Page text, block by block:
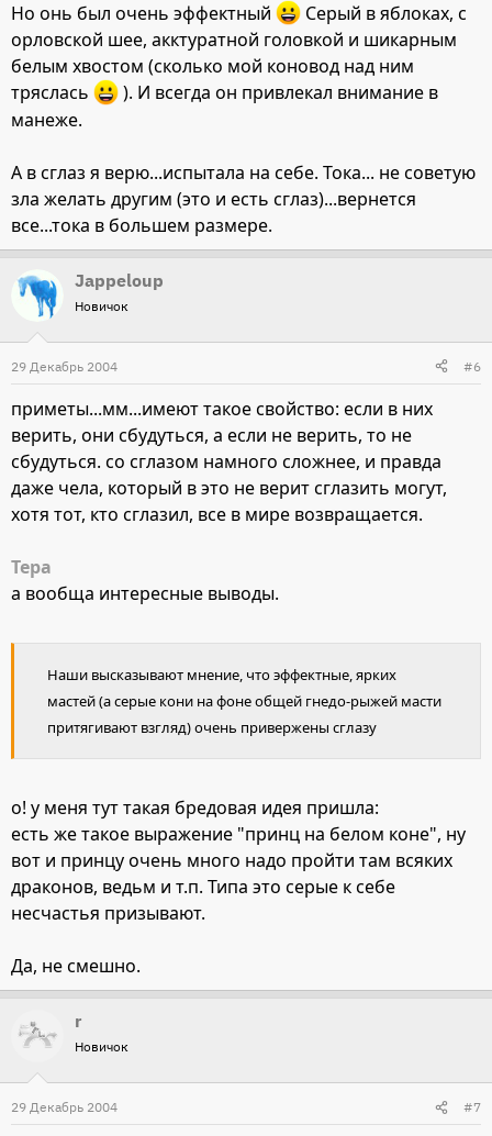
Но онь был очень эффектный
Серый в яблоках, с
орловской шее, акктуратной головкой и шикарным
белым хвостом (сколько мой коновод над ним
тряслась
). И всегда он привлекал внимание в
манеже.
А в сглаз я верю...испытала на себе. Тока... не советую
зла желать другим (это и есть сглаз)...вернется
все...тока в большем размере.
Jappeloup
Новичок
29 Декабрь 2004 #6
приметы...мм...имеют такое свойство: если в них
верить, они сбудуться, а если не верить, то не
сбудуться. со сглазом намного сложнее, и правда
даже чела, который в это не верит сглазить могут,
хотя тот, кто сглазил, все в мире возвращается.
Тера
а вообща интересные выводы.
Наши высказывают мнение, что эффектные, ярких
мастей (а серые кони на фоне общей гнедо-рыжей масти
притягивают взгляд) очень привержены сглазу
о! у меня тут такая бредовая идея пришла:
есть же такое выражение "принц на белом коне", ну
вот и принцу очень много надо пройти там всяких
драконов, ведьм и т.п. Типа это серые к себе
несчастья призывают.
Да, не смешно.
r
Новичок
29 Декабрь 2004 #7